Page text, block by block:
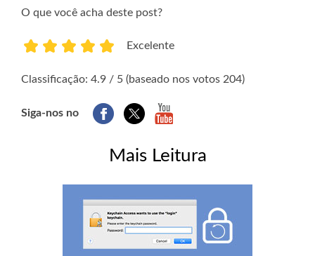
O que você acha deste post?
Excelente
Classificação: 4.9 / 5 (baseado nos votos 204)
Siga-nos no
Mais Leitura